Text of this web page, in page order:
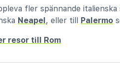
fler spännande
Neapel , eller till Palermo
resor till Rom